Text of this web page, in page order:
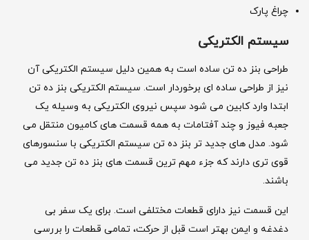
چراغ پارک
سیستم الکتریکی
طراحی بنز ده تن ساده است به همین دلیل سیستم الکتریکی آن
نیز از طراحی ساده ای برخوردار است. سیستم الکتریکی بنز ده تن
ابتدا وارد کابین می شود سپس نیروی الکتریکی به وسیله یک
جعبه فیوز و چند آفتامات به همه قسمت های کامیون منتقل می
شود. مدل های جدید تر بنز ده تن سیستم الکتریکی با سنسورهای
قوی تری دارند که جزء مهم ترین قسمت های بنز ده تن جدید می
باشند.
این قسمت نیز دارای قطعات مختلفی است. برای یک سفر بی
دغدغه و ایمن بهتر است قبل از حرکت، تمامی قطعات را بررسی